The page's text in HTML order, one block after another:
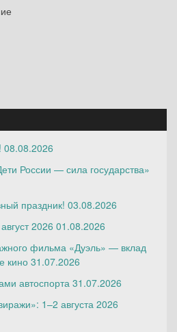
08.08.2026
России — сила государства»
праздник! 03.08.2026
2026 01.08.2026
фильма «Дуэль» — вклад
кино 31.07.2026
автоспорта 31.07.2026
1–2 августа 2026